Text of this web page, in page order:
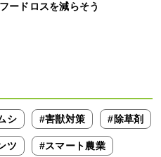
ードロスを減らそう
シ #害獣対策 #除草剤
ツ #スマート農業